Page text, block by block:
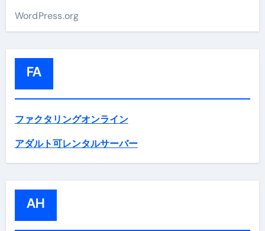
WordPress.org
FA
ファクタリングオンライン
アダルト可レンタルサーバー
AH